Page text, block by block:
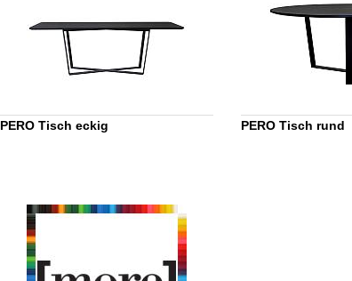
PERO Tisch eckig PERO Tisch rund